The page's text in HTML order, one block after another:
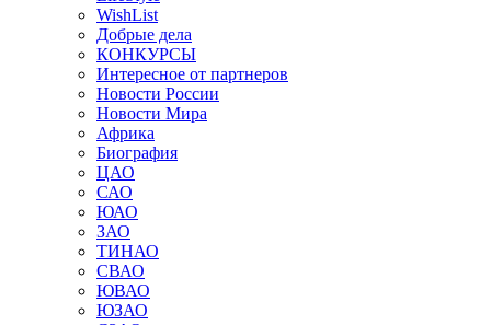
WishList
Добрые дела
КОНКУРСЫ
Интересное от партнеров
Новости России
Новости Мира
Африка
Биография
ЦАО
САО
ЮАО
ЗАО
ТИНАО
СВАО
ЮВАО
ЮЗАО